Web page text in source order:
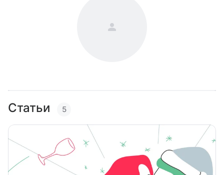
Статьи 5